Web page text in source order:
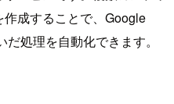
作成することで、Google
処理を自動化できます。